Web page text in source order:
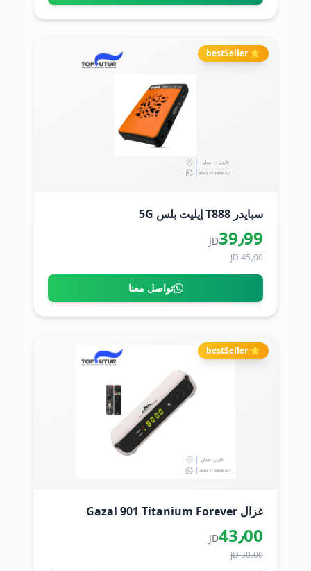
⭐ bestSeller
سبايدر T888 إيليت بلس 5G
39٫99JD
45٫00 JD
تواصل معنا
⭐ bestSeller
غزال Gazal 901 Titanium Forever
43٫00JD
50٫00 JD